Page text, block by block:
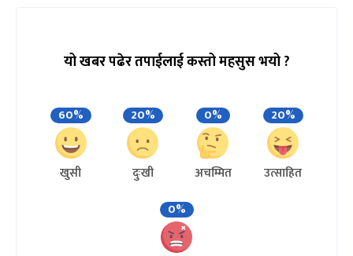
यो खबर पढेर तपाईलाई कस्तो महसुस भयो ?
60%
खुसी
20%
दुःखी
0%
अचम्मित
20%
उत्साहित
0%